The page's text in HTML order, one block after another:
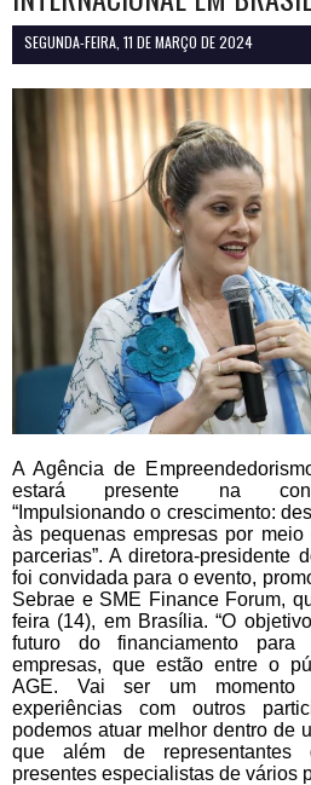
SEGUNDA-FEIRA, 11 DE MARÇO DE 2024
A Agência de
estará presente na
“Impulsionando o crescimento:
às pequenas empresas por
parcerias”. A diretora-presidente
foi convidada para o evento,
Sebrae e SME Finance Forum,
feira (14), em Brasília. “O
futuro do financiamento
empresas, que estão entre o
AGE. Vai ser um momento
experiências com outros
podemos atuar melhor dentro de
que além de representantes
presentes especialistas de vários